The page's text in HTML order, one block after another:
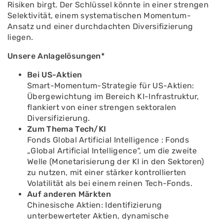
Risiken birgt. Der Schlüssel könnte in einer strengen
Selektivität, einem systematischen Momentum-
Ansatz und einer durchdachten Diversifizierung
liegen.
Unsere Anlagelösungen*
Bei US-Aktien
Smart-Momentum-Strategie für US-Aktien:
Übergewichtung im Bereich KI-Infrastruktur,
flankiert von einer strengen sektoralen
Diversifizierung.
Zum Thema Tech/KI
Fonds Global ArtificiaI Intelligence : Fonds
„Global Artificial Intelligence“, um die zweite
Welle (Monetarisierung der KI in den Sektoren)
zu nutzen, mit einer stärker kontrollierten
Volatilität als bei einem reinen Tech-Fonds.
Auf anderen Märkten
Chinesische Aktien: Identifizierung
unterbewerteter Aktien, dynamische